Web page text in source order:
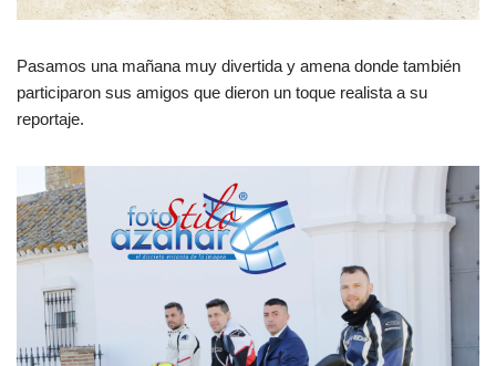
Pasamos una mañana muy divertida y amena donde también
participaron sus amigos que dieron un toque realista a su
reportaje.